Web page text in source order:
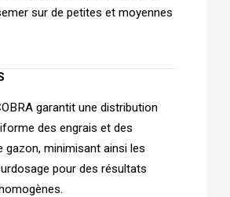
sur de petites et moyennes
garantit une distribution
des engrais et des
gazon, minimisant ainsi les
pour des résultats